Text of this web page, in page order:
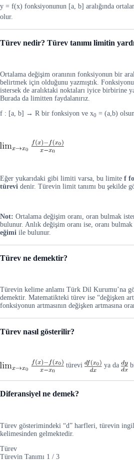
y = f(x) fonksiyonunun [a, b] aralığında
olur.
Türev nedir? Türev tanımı limitin
Ortalama değişim oranının fonksiyonun bir
belirtmek için olduğunu yazmıştık.
istersek de aralıktaki noktaları iyice birbirine
Burada da limitten faydalanırız.
f : [a, b] → R bir fonksiyon ve x0 = (a,b)
Eğer yukarıdaki gibi limiti varsa, bu limite f
türevi denir. Türevin limit tanımı bu şekilde
Not: Ortalama değişim oranı, oran bulmak
bulunur. Anlık değişim oranı ise, oranı
eğimi ile bulunur.
Türev ne demektir?
Türevin kelime anlamı Türk Dil Kurumu’na
demektir. Matematikteki türev ise “değişken
fonksiyonun artmasının değişken artmasına
Türev nasıl gösterilir?
türevi ya da
Diferansiyel ne demek?
Türev gösterimindeki “d” harfleri, türevin
kelimesinden gelmektedir.
Türev
Türevin Tanımı 1 / 3